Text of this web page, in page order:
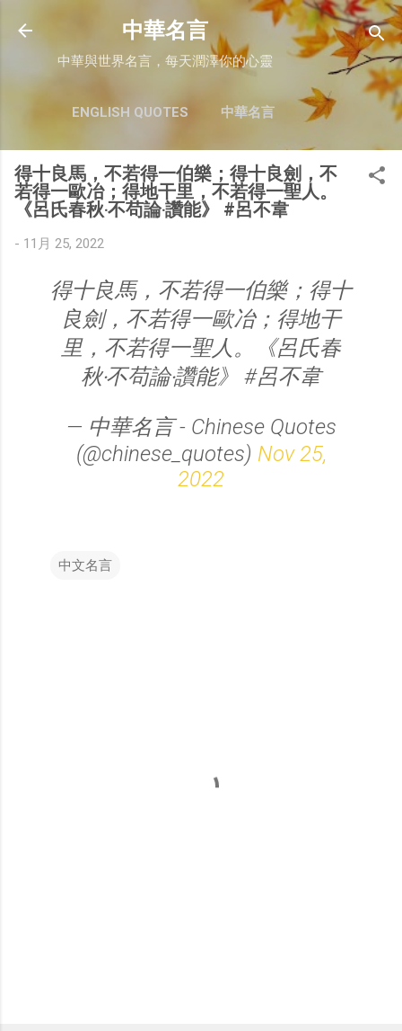
跳至主要內容
中華名言
中華與世界名言，每天潤澤你的心靈
ENGLISH QUOTES 中華名言
得十良馬，不若得一伯樂；得十良劍，不
若得一歐冶；得地干里，不若得一聖人。
《呂氏春秋‧不苟論‧讚能》 #呂不韋
- 11月 25, 2022
得十良馬，不若得一伯樂；得十
良劍，不若得一歐冶；得地干
里，不若得一聖人。《呂氏春
秋‧不苟論‧讚能》 #呂不韋
— 中華名言 - Chinese Quotes
(@chinese_quotes) Nov 25,
2022
中文名言